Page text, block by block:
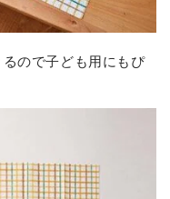
ので子ども用にもぴ